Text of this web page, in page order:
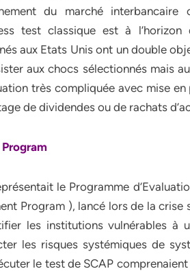
du marché
test classique est à
aux Etats Unis ont un double
aux chocs sélectionnés mais
très compliquée avec mise
de dividendes ou de rachats
le Programme
Program ), lancé lors de la crise
les institutions vulnérables à
les risques systémiques de
le test de SCAP